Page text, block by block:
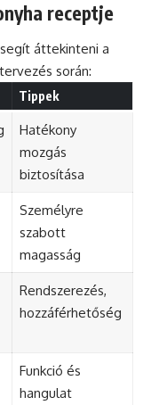
receptje
áttekinteni a
során:
Tippek
Hatékony
mozgás
biztosítása
Személyre
szabott
magasság
Rendszerezés,
hozzáférhetőség
Funkció és
hangulat